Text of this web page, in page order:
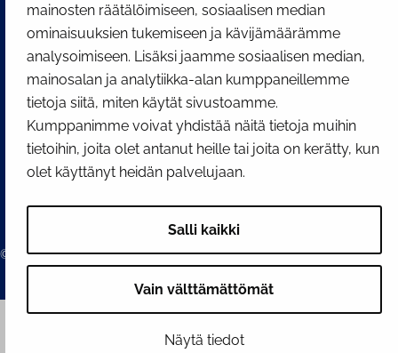
mainosten räätälöimiseen, sosiaalisen median
ominaisuuksien tukemiseen ja kävijämäärämme
analysoimiseen. Lisäksi jaamme sosiaalisen median,
mainosalan ja analytiikka-alan kumppaneillemme
tietoja siitä, miten käytät sivustoamme.
Kumppanimme voivat yhdistää näitä tietoja muihin
tietoihin, joita olet antanut heille tai joita on kerätty, kun
olet käyttänyt heidän palvelujaan.
Salli kaikki
Vain välttämättömät
Näytä tiedot
© 2026 Tornion kaupunki